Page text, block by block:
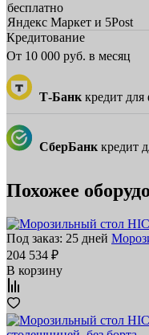
бесплатно
Яндекс Маркет и 5Post
Кредитование
От 10 000 руб. в месяц
Т-Банк кредит для
СберБанк кредит
Похожее
Под заказ: 25 дней
204 534 ₽
В корзину